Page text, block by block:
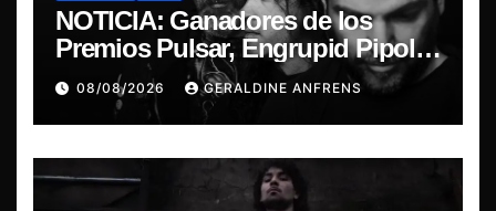
NOTICIA: Ganadores de los
Premios Pulsar, Engrupid Pipol
presentan show exclusivo.
08/08/2026 GERALDINE ANFRENS